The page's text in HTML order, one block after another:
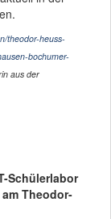
theodor-heuss-
bochumer-
aus der
Schülerlabor
Theodor-